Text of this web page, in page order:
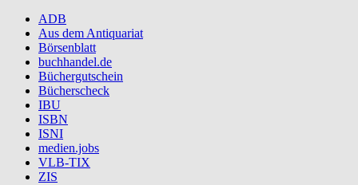
ADB
Aus dem Antiquariat
Börsenblatt
buchhandel.de
Büchergutschein
Bücherscheck
IBU
ISBN
ISNI
medien.jobs
VLB-TIX
ZIS